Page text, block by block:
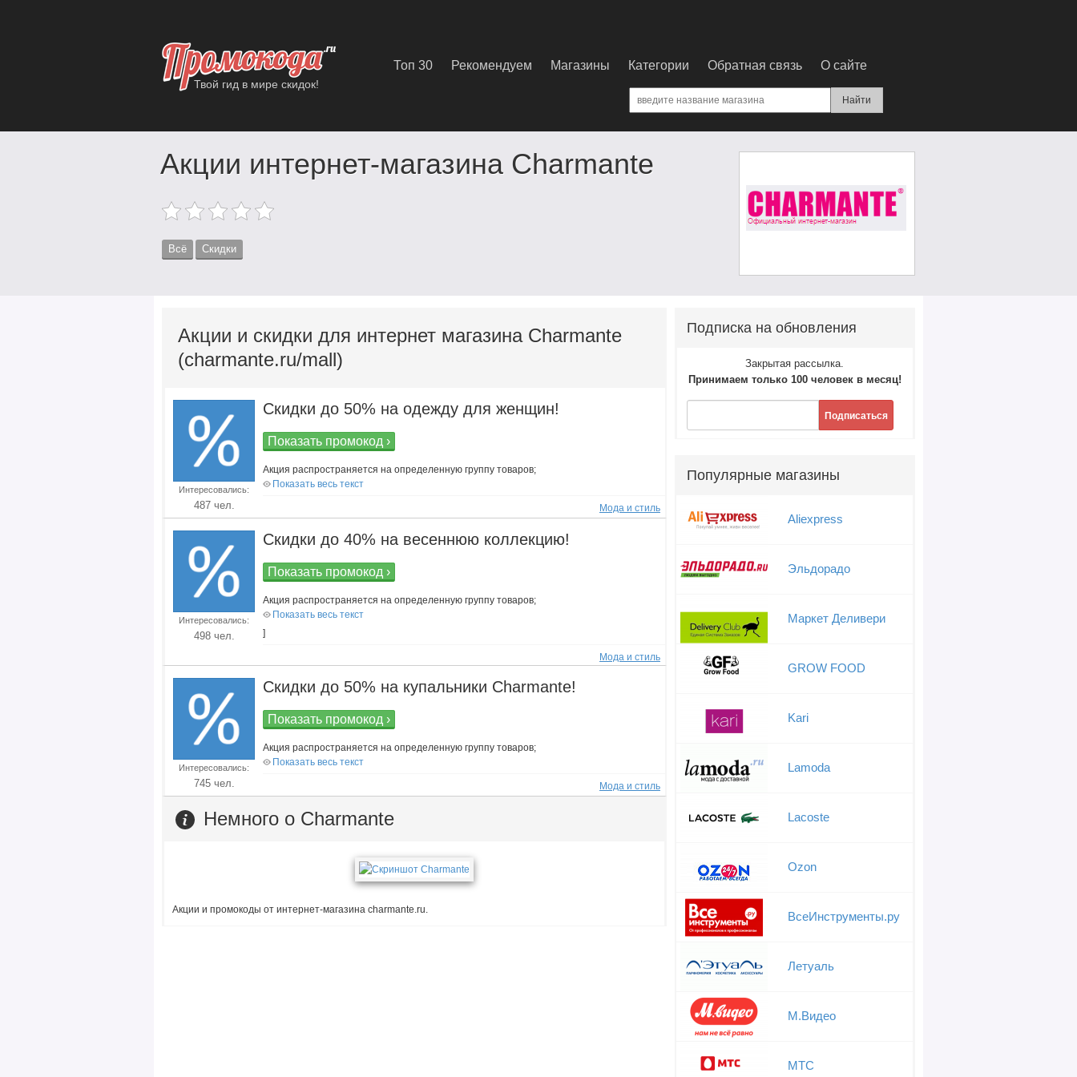
Твой гид в мире скидок!
Топ 30 Рекомендуем Магазины Категории Обратная связь О сайте
Акции интернет-магазина Charmante
Всё Скидки
Акции и скидки для интернет магазина Charmante
(charmante.ru/mall)
Интересовались:
487 чел.
Скидки до 50% на одежду для женщин!
Показать промокод ›
Акция распространяется на определенную группу товаров;
Показать весь текст
Мода и стиль
Интересовались:
498 чел.
Скидки до 40% на весеннюю коллекцию!
Показать промокод ›
Акция распространяется на определенную группу товаров;
Показать весь текст
]
Мода и стиль
Интересовались:
745 чел.
Скидки до 50% на купальники Charmante!
Показать промокод ›
Акция распространяется на определенную группу товаров;
Показать весь текст
Мода и стиль
Немного о Charmante
Акции и промокоды от интернет-магазина charmante.ru.
Подписка на обновления
Закрытая рассылка.
Принимаем только 100 человек в месяц!
Подписаться
Популярные магазины
Aliexpress
Эльдорадо
Маркет Деливери
GROW FOOD
Kari
Lamoda
Lacoste
Ozon
ВсеИнструменты.ру
Летуаль
М.Видео
МТС